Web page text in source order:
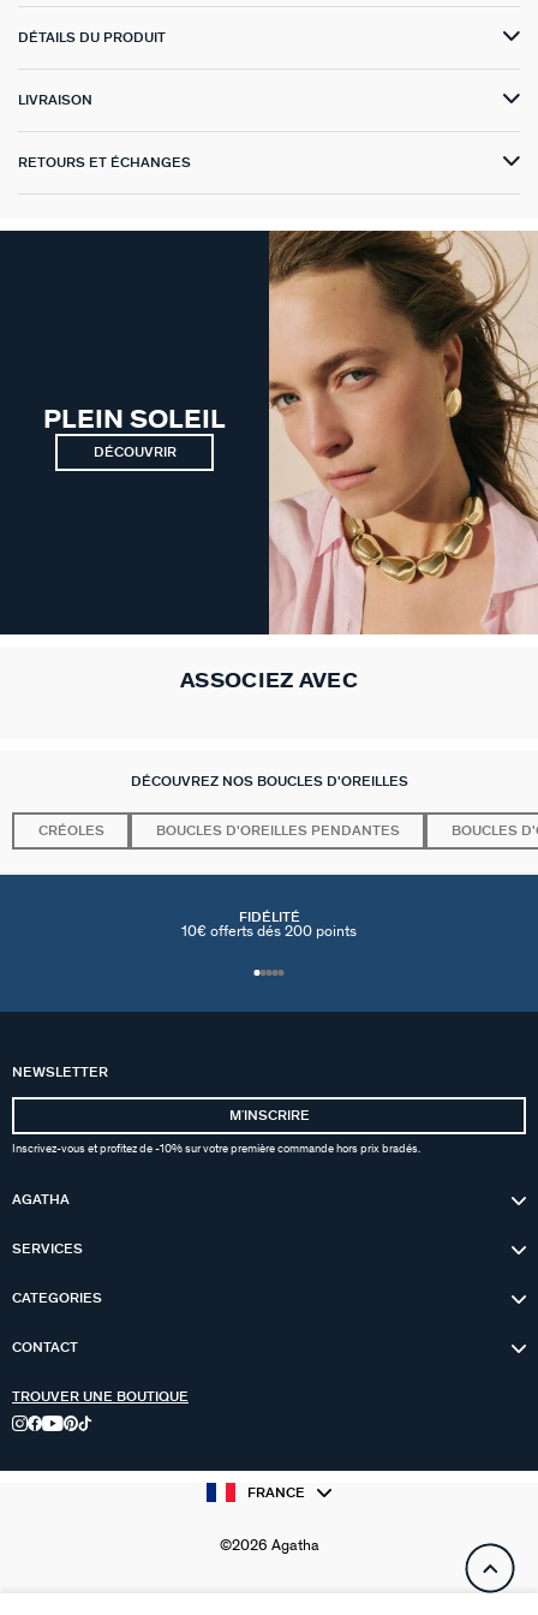
VICTOIRE
DÉTAILS DU PRODUIT
LIVRAISON
RETOURS ET ÉCHANGES
PLEIN SOLEIL
DÉCOUVRIR
ASSOCIEZ AVEC
DÉCOUVREZ NOS BOUCLES D'OREILLES
CRÉOLES BOUCLES D'OREILLES PENDANTES BOUCLES
FIDÉLITÉ
10€ offerts dés 200 points
NEWSLETTER
MʼINSCRIRE
Inscrivez-vous et profitez de -10% sur votre première commande hors prix bradés.
AGATHA
SERVICES
CATEGORIES
CONTACT
TROUVER UNE BOUTIQUE
FRANCE
©2026 Agatha